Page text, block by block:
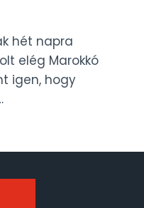
hét napra
elég Marokkó
igen, hogy